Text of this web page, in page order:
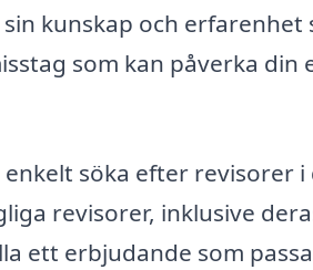
kunskap och erfarenhet
som kan påverka din
söka efter revisorer
revisorer, inklusive
ett erbjudande som